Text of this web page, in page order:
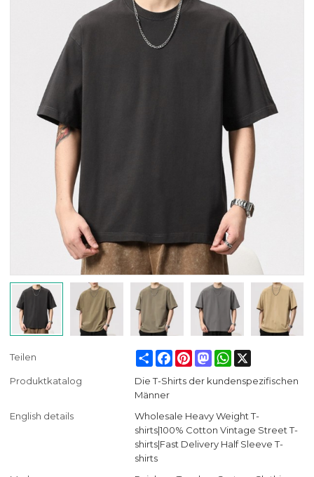
Teilen ShareFacebook
PinterestMastodonWhatsApp
Produktkatalog
Die T-Shirts der kundenspezifischen
Männer
English details
Wholesale Heavy Weight T-
shirts|100% Cotton Vintage Street T-
shirts|Fast Delivery Half Sleeve T-
shirts